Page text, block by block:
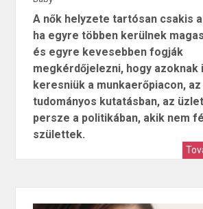
A nők helyzete tartósan csakis
ha egyre többen kerülnek
és egyre kevesebben fogják
megkérdőjelezni, hogy azoknak
keresniük a munkaerőpiacon, az
tudományos kutatásban, az
persze a politikában, akik nem
születtek.